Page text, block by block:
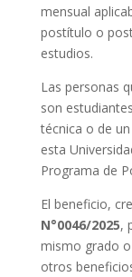
mensual
postítulo o
estudios.
Las personas
son
técnica o de
esta
Programa de
El beneficio,
N°0046/2025,
mismo grado
otros